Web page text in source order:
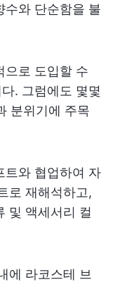
수와 단순함을 불
으로 도입할 수
. 그럼에도 몇몇
분위기에 주목
트와 협업하여 자
로 재해석하고,
및 액세서리 컬
에 라코스테 브